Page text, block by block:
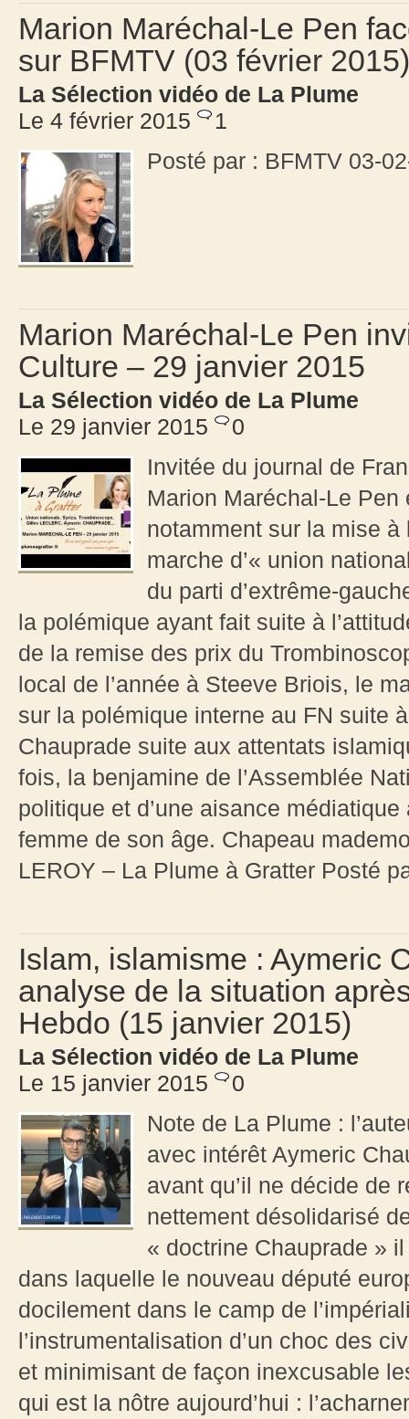
Marion Maréchal-Le Pen
sur BFMTV (03 février 2015)
La Sélection vidéo de La Plume
Le 4 février 2015
1
Posté par : BFMTV 03-
Marion Maréchal-Le Pen
Culture – 29 janvier 2015
La Sélection vidéo de La Plume
Le 29 janvier 2015
0
Invitée du journal de
Marion Maréchal-Le Pen
notamment sur la mise à
marche d’« union
du parti d’extrême-
la polémique ayant fait suite à
de la remise des prix du
local de l’année à Steeve Briois, le
sur la polémique interne au FN suite
Chauprade suite aux attentats
fois, la benjamine de l’Assemblée
politique et d’une aisance
femme de son âge. Chapeau
LEROY – La Plume à Gratter Posté
Islam, islamisme : Aymeric
analyse de la situation
Hebdo (15 janvier 2015)
La Sélection vidéo de La Plume
Le 15 janvier 2015
0
Note de La Plume :
avec intérêt Aymeric
avant qu’il ne décide de
nettement désolidarisé
« doctrine Chauprade »
dans laquelle le nouveau député
docilement dans le camp de
l’instrumentalisation d’un choc des
et minimisant de façon inexcusable
qui est la nôtre aujourd’hui :